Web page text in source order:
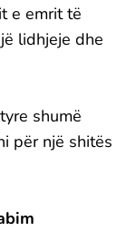
e emrit të
lidhjeje dhe
shumë
për një shitës